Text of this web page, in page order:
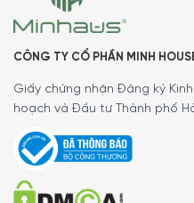
CÔNG TY CỔ PHẦN MINH
Giấy chứng nhận Đăng ký
hoạch và Đầu tư Thành phố